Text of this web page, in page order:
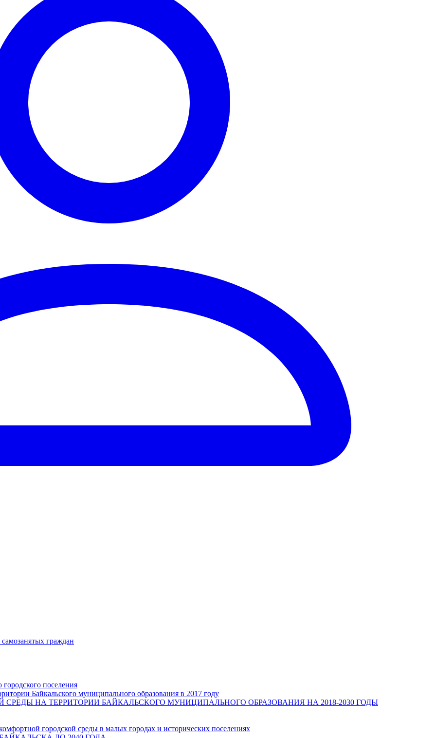
граждан
поселения
Байкальского муниципального образования в 2017 году
НА ТЕРРИТОРИИ БАЙКАЛЬСКОГО МУНИЦИПАЛЬНОГО ОБРАЗОВАНИЯ НА 2018-2030 ГОДЫ
городской среды в малых городах и исторических поселениях